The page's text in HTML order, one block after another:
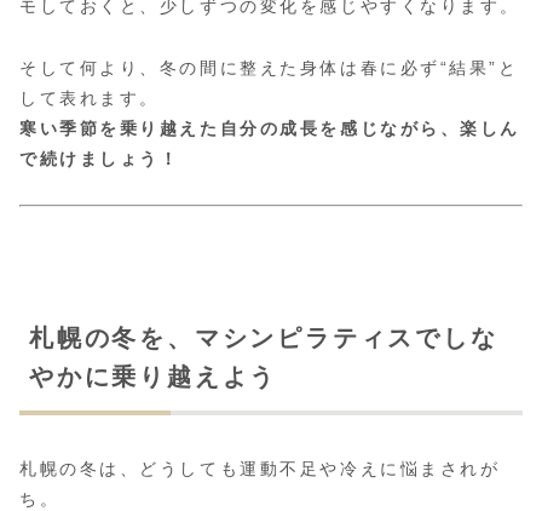
モしておくと、少しずつの変化を感じやすくなります。
そして何より、冬の間に整えた身体は春に必ず“結果”と
して表れます。
寒い季節を乗り越えた自分の成長を感じながら、楽しん
で続けましょう！
札幌の冬を、マシンピラティスでしな
やかに乗り越えよう
札幌の冬は、どうしても運動不足や冷えに悩まされが
ち。